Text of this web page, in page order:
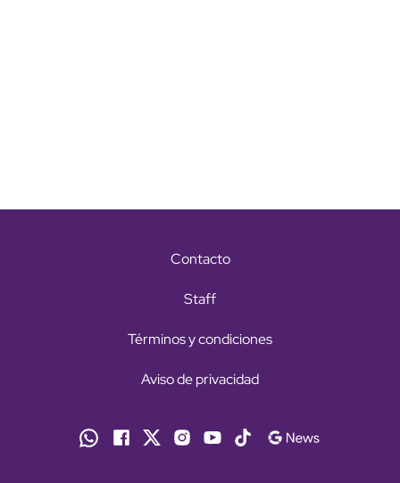
Contacto
Staff
Términos y condiciones
Aviso de privacidad